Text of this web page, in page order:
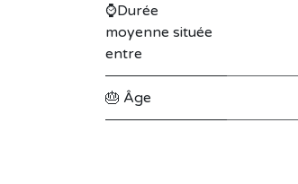
⌚Durée
moyenne située
entre
🎂 Âge